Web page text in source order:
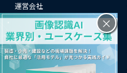
運営会社
よくある質問
メールマガジン登録
情報提供はこちらから
AI企業一覧
×